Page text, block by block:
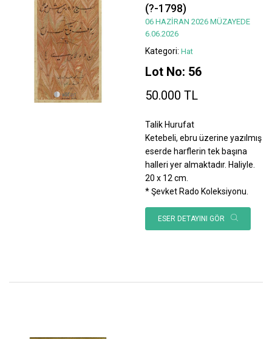
(?-1798)
06 HAZİRAN 2026 MÜZAYEDE
6.06.2026
Kategori: Hat
Lot No: 56
50.000 TL
Talik Hurufat
Ketebeli, ebru üzerine yazılmış
eserde harflerin tek başına
halleri yer almaktadır. Haliyle.
20 x 12 cm.
* Şevket Rado Koleksiyonu.
ESER DETAYINI GÖR